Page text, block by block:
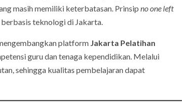
masih memiliki keterbatasan. Prinsip no one left
teknologi di Jakarta.
platform Jakarta Pelatihan
guru dan tenaga kependidikan. Melalui
sehingga kualitas pembelajaran dapat